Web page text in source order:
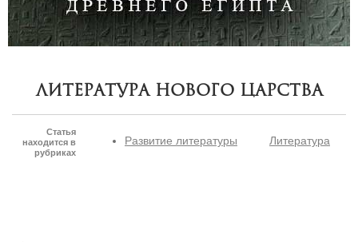
Литература Нового Царства
Статья
находится в
рубриках
Литература
Развитие литературы